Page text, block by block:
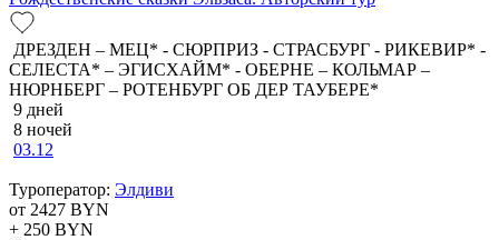
ДРЕЗДЕН – МЕЦ* - СЮРПРИЗ - СТРАСБУРГ - РИКЕВИР* -
СЕЛЕСТА* – ЭГИСХАЙМ* - ОБЕРНЕ – КОЛЬМАР –
НЮРНБЕРГ – РОТЕНБУРГ ОБ ДЕР ТАУБЕРЕ*
9 дней
8 ночей
03.12
Туроператор: Элдиви
от 2427 BYN
+ 250 BYN